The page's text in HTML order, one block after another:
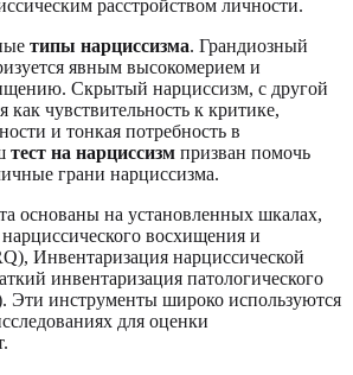
типы нарциссизма. Грандиозный
явным высокомерием и
Скрытый нарциссизм, с другой
как чувствительность к критике,
и тонкая потребность в
тест на нарциссизм призван помочь
грани нарциссизма.
основаны на установленных шкалах,
восхищения и
Инвентаризация нарциссической
инвентаризация патологического
Эти инструменты широко используются
для оценки